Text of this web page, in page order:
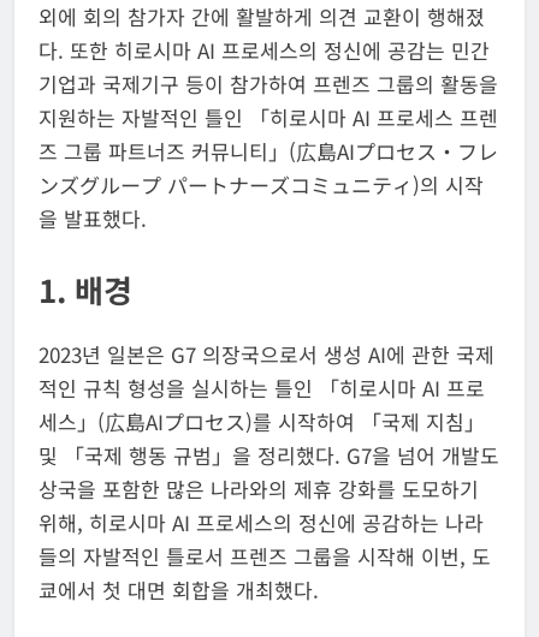
외에 회의 참가자 간에 활발하게 의견 교환이 행해졌
다. 또한 히로시마 AI 프로세스의 정신에 공감는 민간
기업과 국제기구 등이 참가하여 프렌즈 그룹의 활동을
지원하는 자발적인 틀인 「히로시마 AI 프로세스 프렌
즈 그룹 파트너즈 커뮤니티」(広島AIプロセス・フレ
ンズグループ パートナーズコミュニティ)의 시작
을 발표했다.
1. 배경
2023년 일본은 G7 의장국으로서 생성 AI에 관한 국제
적인 규칙 형성을 실시하는 틀인 「히로시마 AI 프로
세스」(広島AIプロセス)를 시작하여 「국제 지침」
및 「국제 행동 규범」을 정리했다. G7을 넘어 개발도
상국을 포함한 많은 나라와의 제휴 강화를 도모하기
위해, 히로시마 AI 프로세스의 정신에 공감하는 나라
들의 자발적인 틀로서 프렌즈 그룹을 시작해 이번, 도
쿄에서 첫 대면 회합을 개최했다.